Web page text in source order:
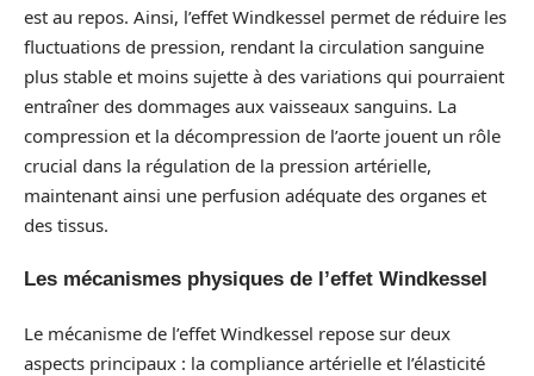
est au repos. Ainsi, l’effet Windkessel permet de réduire les
fluctuations de pression, rendant la circulation sanguine
plus stable et moins sujette à des variations qui pourraient
entraîner des dommages aux vaisseaux sanguins. La
compression et la décompression de l’aorte jouent un rôle
crucial dans la régulation de la pression artérielle,
maintenant ainsi une perfusion adéquate des organes et
des tissus.
Les mécanismes physiques de l’effet Windkessel
Le mécanisme de l’effet Windkessel repose sur deux
aspects principaux : la compliance artérielle et l’élasticité